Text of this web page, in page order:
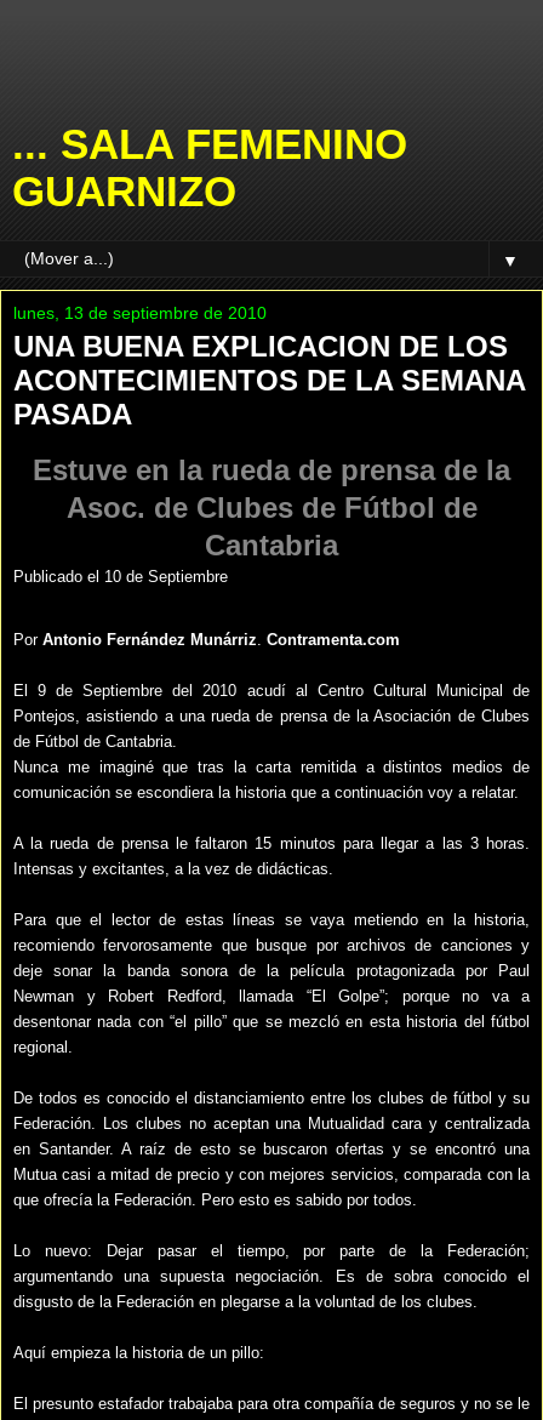
... SALA FEMENINO
GUARNIZO
▼
lunes, 13 de septiembre de 2010
UNA BUENA EXPLICACION DE LOS
ACONTECIMIENTOS DE LA SEMANA
PASADA
Estuve en la rueda de prensa de la
Asoc. de Clubes de Fútbol de
Cantabria
Publicado el 10 de Septiembre
Por Antonio Fernández Munárriz Contramenta.com
El 9 de Septiembre del 2010 acudí al Centro Cultural Municipal de
Pontejos, asistiendo a una rueda de prensa de la Asociación de Clubes
de Fútbol de Cantabria.
Nunca me imaginé que tras la carta remitida a distintos medios de
comunicación se escondiera la historia que a continuación voy a relatar.
A la rueda de prensa le faltaron 15 minutos para llegar a las 3 horas.
Intensas y excitantes, a la vez de didácticas.
Para que el lector de estas líneas se vaya metiendo en la historia,
recomiendo fervorosamente que busque por archivos de canciones y
deje sonar la banda sonora de la película protagonizada por Paul
Newman y Robert Redford, llamada “El Golpe”; porque no va a
desentonar nada con “el pillo” que se mezcló en esta historia del fútbol
regional.
De todos es conocido el distanciamiento entre los clubes de fútbol y su
Federación. Los clubes no aceptan una Mutualidad cara y centralizada
en Santander. A raíz de esto se buscaron ofertas y se encontró una
Mutua casi a mitad de precio y con mejores servicios, comparada con la
que ofrecía la Federación. Pero esto es sabido por todos.
Lo nuevo: Dejar pasar el tiempo, por parte de la Federación;
argumentando una supuesta negociación. Es de sobra conocido el
disgusto de la Federación en plegarse a la voluntad de los clubes.
Aquí empieza la historia de un pillo:
El presunto estafador trabajaba para otra compañía de seguros y no se le